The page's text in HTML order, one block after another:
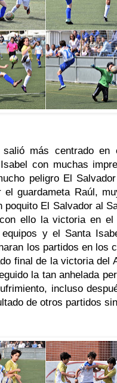
salió más centrado
con muchas
peligro El
el guardameta Raúl,
poquito El Salvador al
ello la victoria en
y el Santa
los partidos en los
final de la victoria del
la tan anhelada
incluso
de otros partidos